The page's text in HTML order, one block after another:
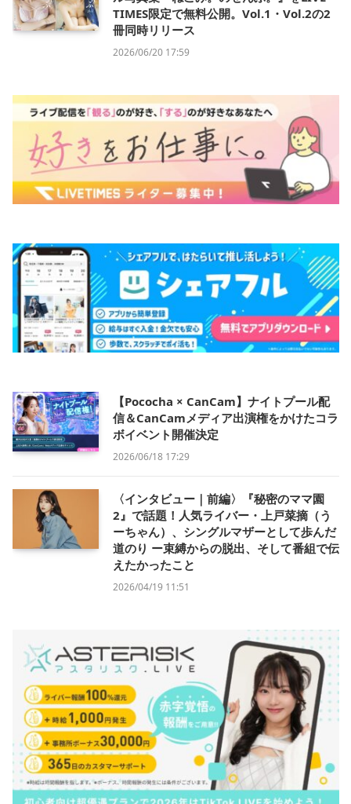
TIMES限定で無料公開。Vol.1・Vol.2の2
冊同時リリース
2026/06/20 17:59
【Pococha × CanCam】ナイトプール配
信＆CanCamメディア出演権をかけたコラ
ボイベント開催決定
2026/06/18 17:29
〈インタビュー｜前編〉『秘密のママ園
2』で話題！人気ライバー・上戸菜摘（う
ーちゃん）、シングルマザーとして歩んだ
道のり ー束縛からの脱出、そして番組で伝
えたかったこと
2026/04/19 11:51